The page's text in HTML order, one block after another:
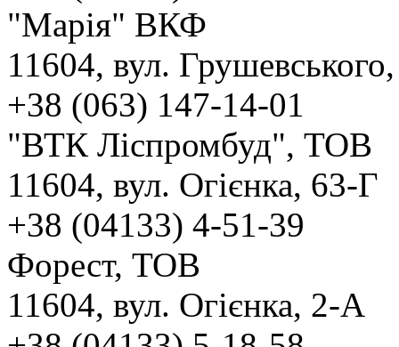
"Марія" ВКФ
11604, вул.
+38 (063) 147-14-01
"ВТК Ліспромбуд", ТОВ
11604, вул. Огієнка, 63-Г
+38 (04133) 4-51-39
Форест, ТОВ
11604, вул. Огієнка, 2-А